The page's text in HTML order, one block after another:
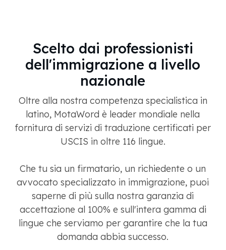
Scelto dai professionisti
dell'immigrazione a livello
nazionale
Oltre alla nostra competenza specialistica in
latino, MotaWord è leader mondiale nella
fornitura di servizi di traduzione certificati per
USCIS in oltre 116 lingue.
Che tu sia un firmatario, un richiedente o un
avvocato specializzato in immigrazione, puoi
saperne di più sulla nostra garanzia di
accettazione al 100% e sull'intera gamma di
lingue che serviamo per garantire che la tua
domanda abbia successo.